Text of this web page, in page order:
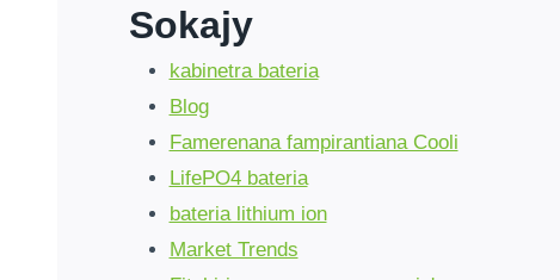
Sokajy
kabinetra bateria
Blog
Famerenana fampirantiana Cooli
LifePO4 bateria
bateria lithium ion
Market Trends